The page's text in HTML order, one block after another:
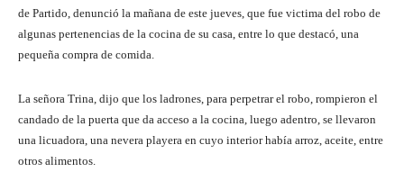
de Partido, denunció la mañana de este jueves, que fue victima del robo de
algunas pertenencias de la cocina de su casa, entre lo que destacó, una
pequeña compra de comida.
La señora Trina, dijo que los ladrones, para perpetrar el robo, rompieron el
candado de la puerta que da acceso a la cocina, luego adentro, se llevaron
una licuadora, una nevera playera en cuyo interior había arroz, aceite, entre
otros alimentos.